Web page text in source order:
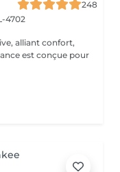
248
4702
alliant confort,
est conçue pour